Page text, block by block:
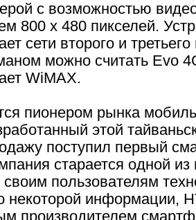
с возможностью
800 x 480 пикселей.
сети второго и
можно считать Evo
WiMAX.
пионером рынка
этой
поступил первый
старается одной
своим пользователям
некоторой информации,
производителем